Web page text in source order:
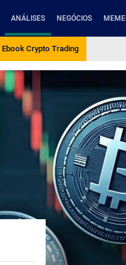
ANÁLISES NEGÓCIOS
Ebook Crypto Trading